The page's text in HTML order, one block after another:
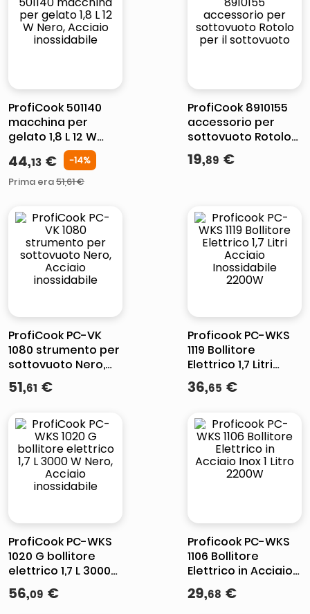
lucidatrice pavimenti
italia independent occhiali sole 0703 thin rotondo sun
ProfiCook 501140
macchina per
gelato 1,8 L 12 W
Nero, Acciaio
inossidabile
44,13 € -14%
Prima era51,61€
ProfiCook 8910155
accessorio per
sottovuoto Rotolo
per il sottovuoto
19,89 €
ProfiCook PC-VK
1080 strumento per
sottovuoto Nero,
Acciaio inossidabile
51,61 €
Proficook PC-WKS
1119 Bollitore
Elettrico 1,7 Litri
Acciaio Inossidabile
2200W
36,65 €
ProfiCook PC-WKS
1020 G bollitore
elettrico 1,7 L 3000
W Nero, Acciaio
inossidabile
56,09 €
Proficook PC-WKS
1106 Bollitore
Elettrico in Acciaio
Inox 1 Litro 2200W
29,68 €